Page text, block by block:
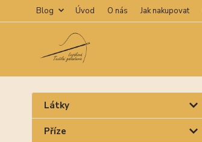
Blog Úvod O nás Jak nakupovat
Látky
Příze